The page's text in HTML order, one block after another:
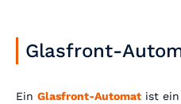
Glasfront-
Ein Glasfront-Automat ist